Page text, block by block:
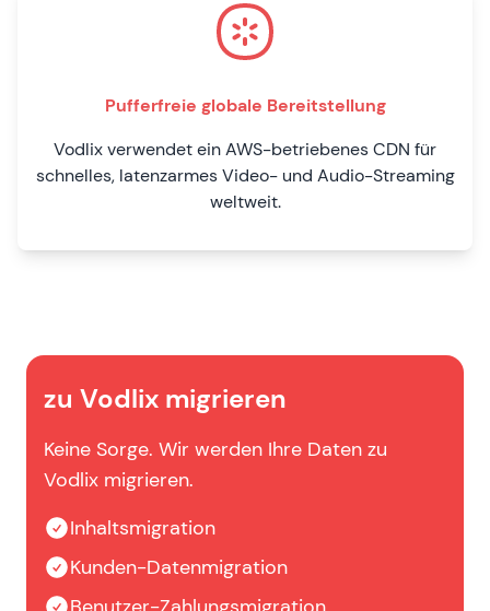
Pufferfreie globale Bereitstellung
Vodlix verwendet ein AWS-betriebenes CDN für
schnelles, latenzarmes Video- und Audio-Streaming
weltweit.
zu Vodlix migrieren
Keine Sorge. Wir werden Ihre Daten zu
Vodlix migrieren.
Inhaltsmigration
Kunden-Datenmigration